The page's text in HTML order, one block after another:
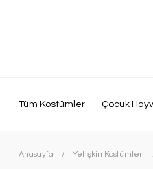
Tüm Kostümler Çocuk
Anasayfa Yetişkin Kostümleri